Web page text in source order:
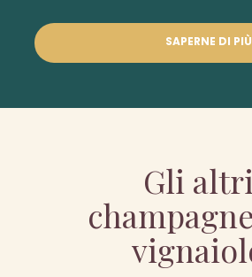
SAPERNE DI PIÙ
Gli altri